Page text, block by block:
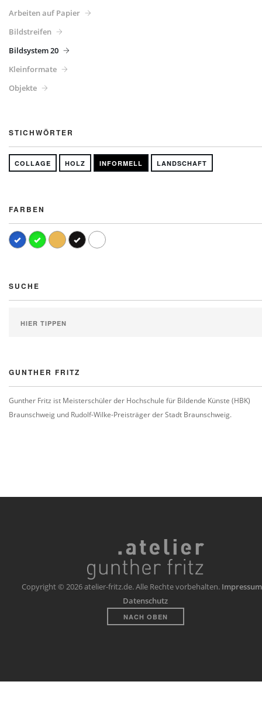
Arbeiten auf Papier
Bildstreifen
Bildsystem 20
Kleinformate
Objekte
STICHWÖRTER
COLLAGE HOLZ INFORMELL LANDSCHAFT
FARBEN
SUCHE
GUNTHER FRITZ
Gunther Fritz ist Meisterschüler der Hochschule für Bildende Künste (HBK)
Braunschweig und Rudolf-Wilke-Preisträger der Stadt Braunschweig.
Copyright © 2026 atelier-fritz.de. Alle Rechte vorbehalten.
Datenschutz
NACH OBEN